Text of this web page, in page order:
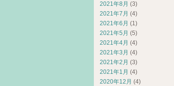
2021年8月 (3)
2021年7月 (4)
2021年6月 (1)
2021年5月 (5)
2021年4月 (4)
2021年3月 (4)
2021年2月 (3)
2021年1月 (4)
2020年12月 (4)